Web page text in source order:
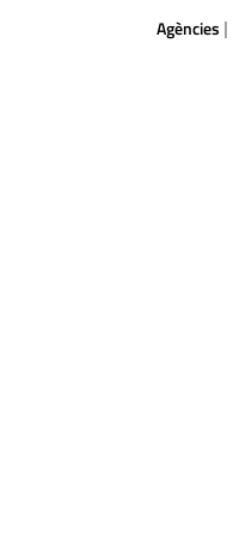
Agències |